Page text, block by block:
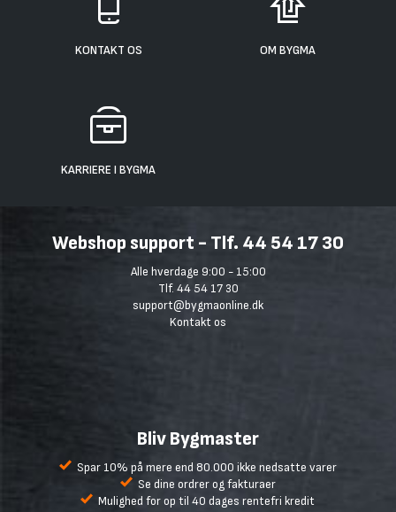
KONTAKT OS OM BYGMA
KARRIERE I BYGMA
Webshop support - Tlf. 44 54 17 30
Alle hverdage 9:00 - 15:00
Tlf. 44 54 17 30
support@bygmaonline.dk
Kontakt os
Bliv Bygmaster
Spar 10% på mere end 80.000 ikke nedsatte varer
Se dine ordrer og fakturaer
Mulighed for op til 40 dages rentefri kredit